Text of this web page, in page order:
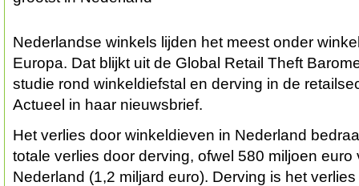
Nederlandse winkels lijden het meest onder
Europa. Dat blijkt uit de Global Retail Theft
studie rond winkeldiefstal en derving in de
Actueel in haar nieuwsbrief.
Het verlies door winkeldieven in Nederland
totale verlies door derving, ofwel 580 miljoen
Nederland (1,2 miljard euro). Derving is het